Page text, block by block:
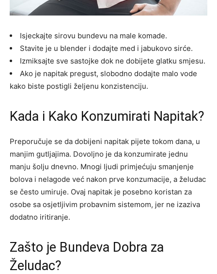
Isjeckajte sirovu bundevu na male komade.
Stavite je u blender i dodajte med i jabukovo sirće.
Izmiksajte sve sastojke dok ne dobijete glatku smjesu.
Ako je napitak pregust, slobodno dodajte malo vode
kako biste postigli željenu konzistenciju.
Kada i Kako Konzumirati Napitak?
Preporučuje se da dobijeni napitak pijete tokom dana, u
manjim gutljajima. Dovoljno je da konzumirate jednu
manju šolju dnevno. Mnogi ljudi primjećuju smanjenje
bolova i nelagode već nakon prve konzumacije, a želudac
se često umiruje. Ovaj napitak je posebno koristan za
osobe sa osjetljivim probavnim sistemom, jer ne izaziva
dodatno iritiranje.
Zašto je Bundeva Dobra za
Želudac?